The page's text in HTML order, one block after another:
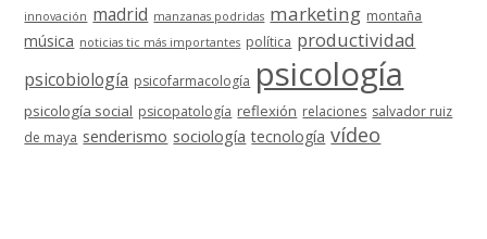
innovación madrid manzanas podridas marketing montaña
música noticias tic más importantes política productividad
psicobiología psicofarmacología psicología
psicología social psicopatología reflexión relaciones salvador ruiz
de maya senderismo sociología tecnología vídeo